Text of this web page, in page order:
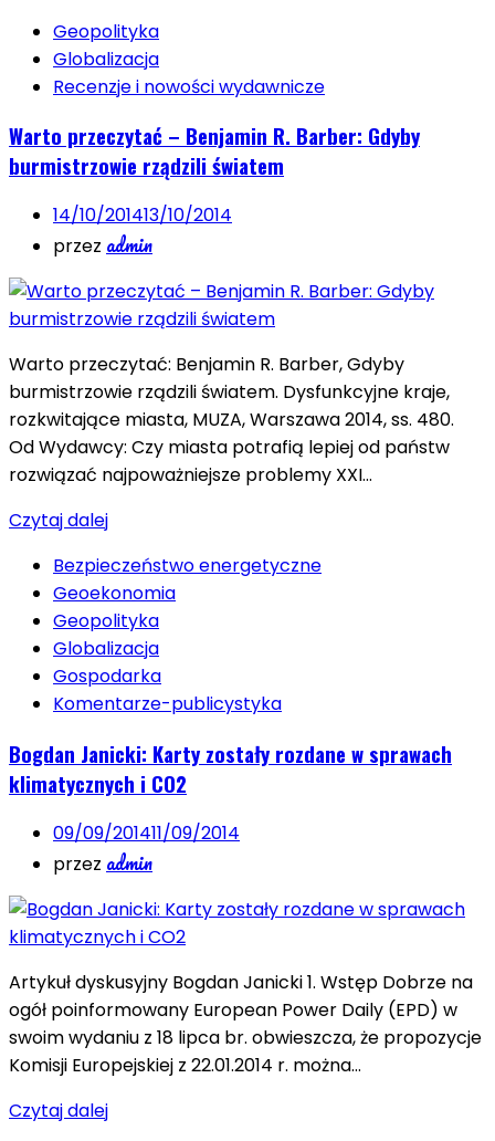
Geopolityka
Globalizacja
Recenzje i nowości wydawnicze
Warto przeczytać – Benjamin R. Barber: Gdyby
burmistrzowie rządzili światem
14/10/201413/10/2014
przez admin
Warto przeczytać: Benjamin R. Barber, Gdyby
burmistrzowie rządzili światem. Dysfunkcyjne kraje,
rozkwitające miasta, MUZA, Warszawa 2014, ss. 480.
Od Wydawcy: Czy miasta potrafią lepiej od państw
rozwiązać najpoważniejsze problemy XXI…
Czytaj dalej
Bezpieczeństwo energetyczne
Geoekonomia
Geopolityka
Globalizacja
Gospodarka
Komentarze-publicystyka
Bogdan Janicki: Karty zostały rozdane w sprawach
klimatycznych i CO2
09/09/201411/09/2014
przez admin
Artykuł dyskusyjny Bogdan Janicki 1. Wstęp Dobrze na
ogół poinformowany European Power Daily (EPD) w
swoim wydaniu z 18 lipca br. obwieszcza, że propozycje
Komisji Europejskiej z 22.01.2014 r. można…
Czytaj dalej